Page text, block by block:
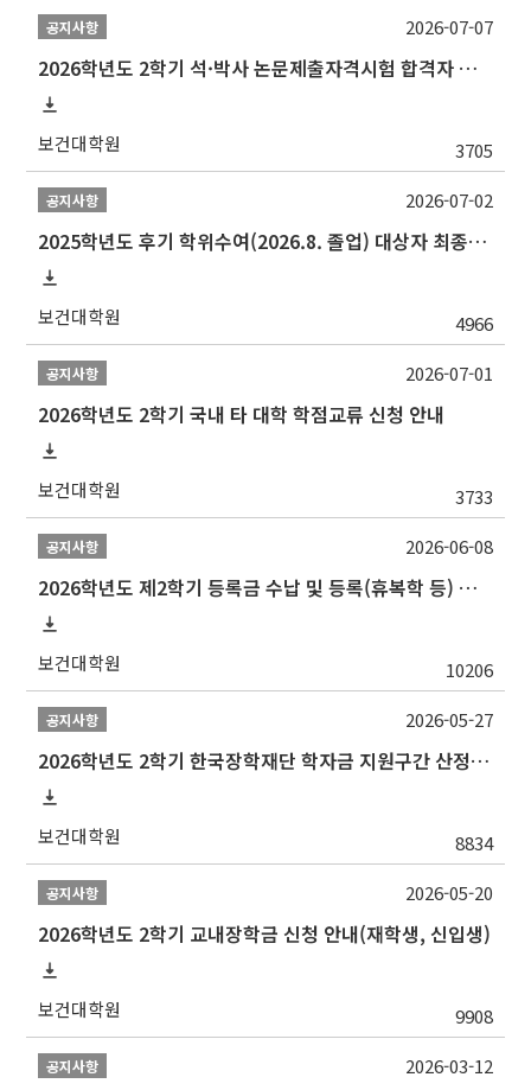
공지사항
2026학년도 2학기 석·박사 논문제출자격시험 합격자 공고(TSQ Exam Result)
보건대학원 3705
2026-07-07
공지사항
2025학년도 후기 학위수여(2026.8. 졸업) 대상자 최종인준 논문 제출 안내
보건대학원 4966
2026-07-02
공지사항
2026학년도 2학기 국내 타 대학 학점교류 신청 안내
보건대학원 3733
2026-07-01
공지사항
2026학년도 제2학기 등록금 수납 및 등록(휴복학 등) 일정 안내
보건대학원 10206
2026-06-08
공지사항
2026학년도 2학기 한국장학재단 학자금 지원구간 산정 신청 안내
보건대학원 8834
2026-05-27
공지사항
2026학년도 2학기 교내장학금 신청 안내(재학생, 신입생)
보건대학원 9908
2026-05-20
공지사항 2026-03-12